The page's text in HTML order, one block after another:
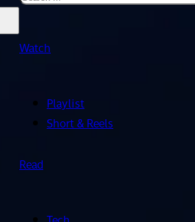
Watch
Playlist
Short & Reels
Read